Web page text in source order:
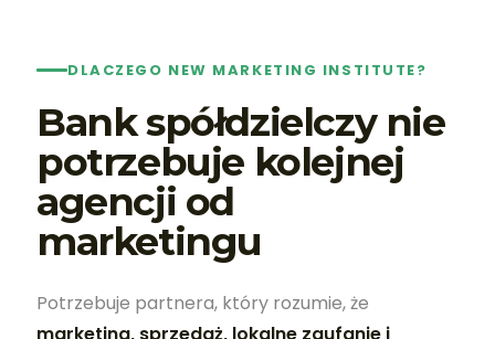
DLACZEGO NEW MARKETING INSTITUTE?
Bank spółdzielczy nie
potrzebuje kolejnej
agencji od
marketingu
Potrzebuje partnera, który rozumie, że
marketing, sprzedaż, lokalne zaufanie i